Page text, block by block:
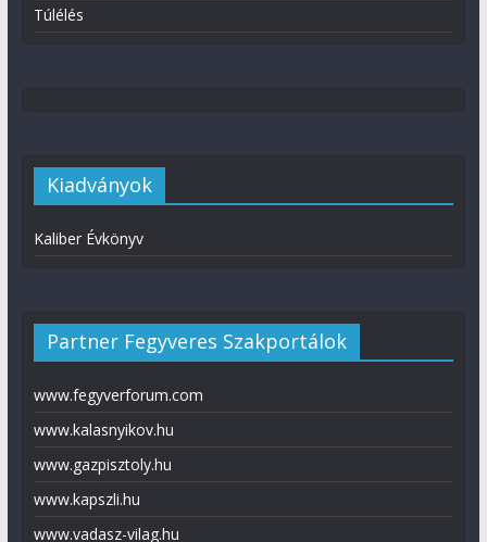
Túlélés
Kiadványok
Kaliber Évkönyv
Partner Fegyveres Szakportálok
www.fegyverforum.com
www.kalasnyikov.hu
www.gazpisztoly.hu
www.kapszli.hu
www.vadasz-vilag.hu